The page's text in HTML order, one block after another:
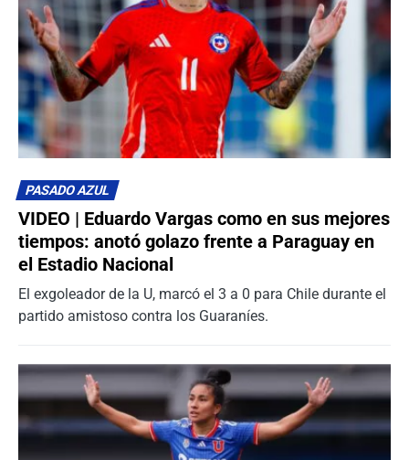
PASADO AZUL
VIDEO | Eduardo Vargas como en sus mejores
tiempos: anotó golazo frente a Paraguay en
el Estadio Nacional
El exgoleador de la U, marcó el 3 a 0 para Chile durante el
partido amistoso contra los Guaraníes.